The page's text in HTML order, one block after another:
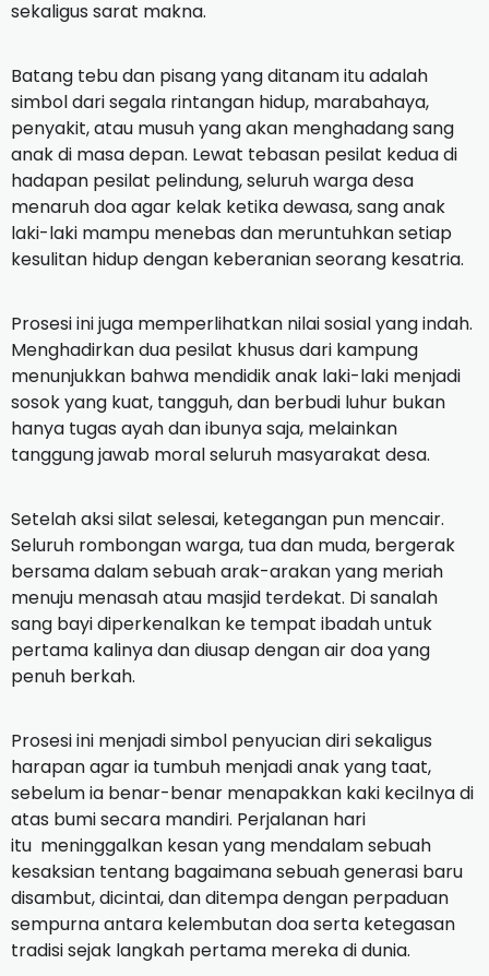
sekaligus sarat makna.
Batang tebu dan pisang yang ditanam itu adalah
simbol dari segala rintangan hidup, marabahaya,
penyakit, atau musuh yang akan menghadang sang
anak di masa depan. Lewat tebasan pesilat kedua di
hadapan pesilat pelindung, seluruh warga desa
menaruh doa agar kelak ketika dewasa, sang anak
laki-laki mampu menebas dan meruntuhkan setiap
kesulitan hidup dengan keberanian seorang kesatria.
Prosesi ini juga memperlihatkan nilai sosial yang indah.
Menghadirkan dua pesilat khusus dari kampung
menunjukkan bahwa mendidik anak laki-laki menjadi
sosok yang kuat, tangguh, dan berbudi luhur bukan
hanya tugas ayah dan ibunya saja, melainkan
tanggung jawab moral seluruh masyarakat desa.
Setelah aksi silat selesai, ketegangan pun mencair.
Seluruh rombongan warga, tua dan muda, bergerak
bersama dalam sebuah arak-arakan yang meriah
menuju menasah atau masjid terdekat. Di sanalah
sang bayi diperkenalkan ke tempat ibadah untuk
pertama kalinya dan diusap dengan air doa yang
penuh berkah.
Prosesi ini menjadi simbol penyucian diri sekaligus
harapan agar ia tumbuh menjadi anak yang taat,
sebelum ia benar-benar menapakkan kaki kecilnya di
atas bumi secara mandiri. Perjalanan hari
itu meninggalkan kesan yang mendalam sebuah
kesaksian tentang bagaimana sebuah generasi baru
disambut, dicintai, dan ditempa dengan perpaduan
sempurna antara kelembutan doa serta ketegasan
tradisi sejak langkah pertama mereka di dunia.